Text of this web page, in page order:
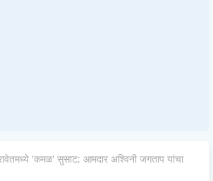
'कमळ' सुसाट; आमदार अश्विनी जगताप यांचा